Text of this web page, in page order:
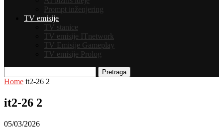
Prompt inženjering
TV emisije
TV stanice
TV emisije ITnetwork
TV Emisije Gameplay
TV emisije Prolog
Pretraga
Home it2-26 2
it2-26 2
05/03/2026